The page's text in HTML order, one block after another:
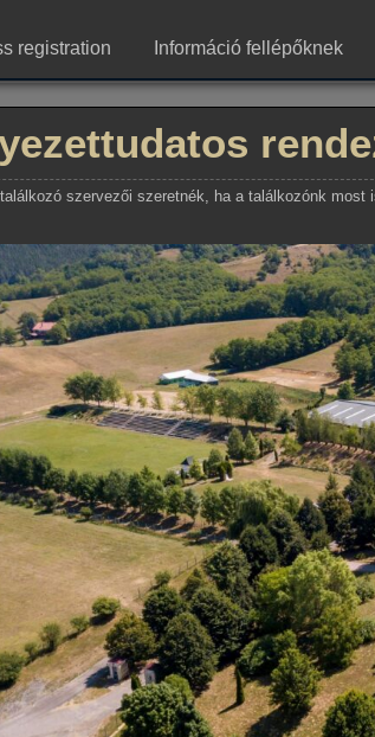
registration Információ fellépőknek
szervezői szeretnék, ha a találkozónk